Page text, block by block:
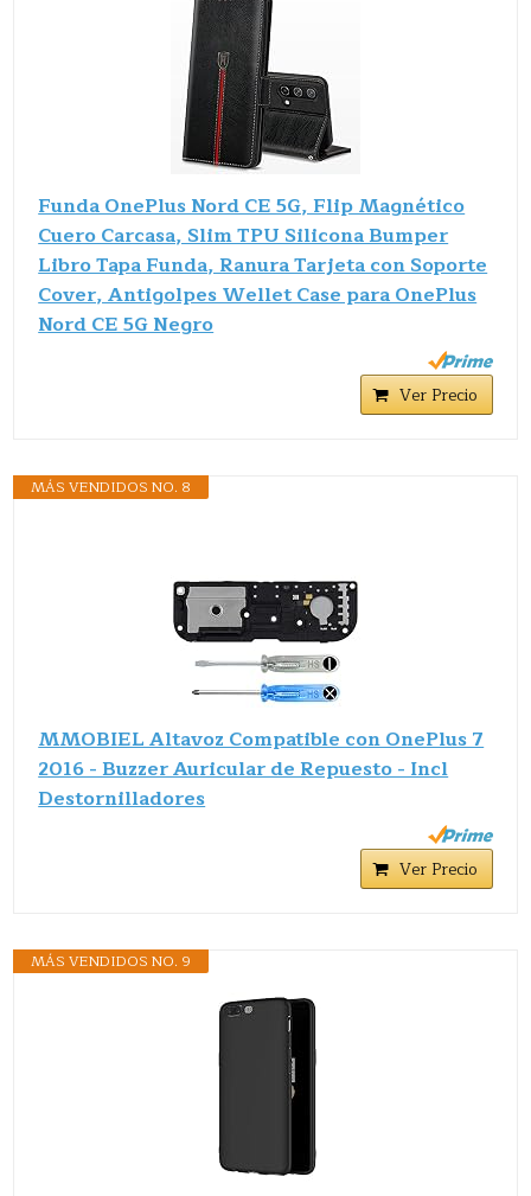
Funda OnePlus Nord CE 5G, Flip Magnético
Cuero Carcasa, Slim TPU Silicona Bumper
Libro Tapa Funda, Ranura Tarjeta con Soporte
Cover, Antigolpes Wellet Case para OnePlus
Nord CE 5G Negro
Ver Precio
MÁS VENDIDOS NO. 8
MMOBIEL Altavoz Compatible con OnePlus 7
2016 - Buzzer Auricular de Repuesto - Incl
Destornilladores
Ver Precio
MÁS VENDIDOS NO. 9